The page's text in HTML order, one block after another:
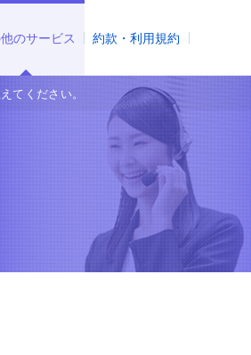
のサービス 約款・利用規約
てください。